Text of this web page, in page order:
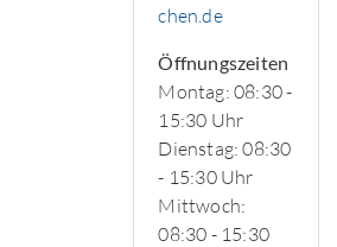
chen.de
Öffnungszeiten
Montag: 08:30 -
15:30 Uhr
Dienstag: 08:30
- 15:30 Uhr
Mittwoch:
08:30 - 15:30